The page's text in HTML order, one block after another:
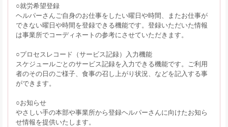
○就労希望登録
ヘルパーさんご自身のお仕事をしたい曜日や時間、またお仕事が
できない曜日や時間を登録できる機能です。登録いただいた情報
は事業所でコーディネートの参考にさせていただきます。
○プロセスレコード（サービス記録）入力機能
スケジュールごとのサービス記録を入力できる機能です。ご利用
者のその日のご様子、食事の召し上がり状況、などを記入する事
ができます。
○お知らせ
やさしい手の本部や事業所から登録ヘルパーさんに向けたお知ら
せ情報を提供いたします。